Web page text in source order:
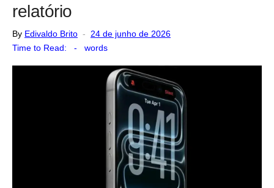
relatório
By Edivaldo Brito
Posted
24 de junho de 2026
Time to Read:
- words